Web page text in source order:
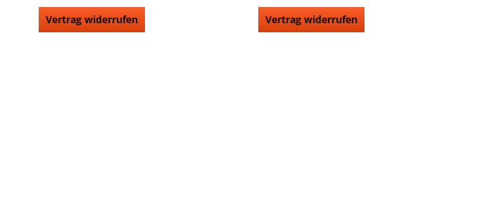
Vertrag widerrufen Vertrag widerrufen